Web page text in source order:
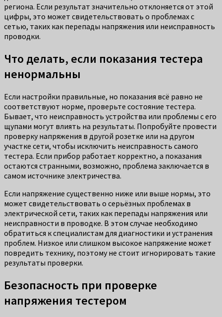
региона. Если результат значительно отклоняется от этой
цифры, это может свидетельствовать о проблемах с
сетью, таких как перепады напряжения или неисправность
проводки.
Что делать, если показания тестера
ненормальны
Если настройки правильные, но показания всё равно не
соответствуют норме, проверьте состояние тестера.
Бывает, что неисправность устройства или проблемы с его
щупами могут влиять на результаты. Попробуйте провести
проверку напряжения в другой розетке или на другом
участке сети, чтобы исключить неисправность самого
тестера. Если прибор работает корректно, а показания
остаются странными, возможно, проблема заключается в
самом источнике электричества.
Если напряжение существенно ниже или выше нормы, это
может свидетельствовать о серьёзных проблемах в
электрической сети, таких как перепады напряжения или
неисправности в проводке. В этом случае необходимо
обратиться к специалистам для диагностики и устранения
проблем. Низкое или слишком высокое напряжение может
повредить технику, поэтому не стоит игнорировать такие
результаты проверки.
Безопасность при проверке
напряжения тестером